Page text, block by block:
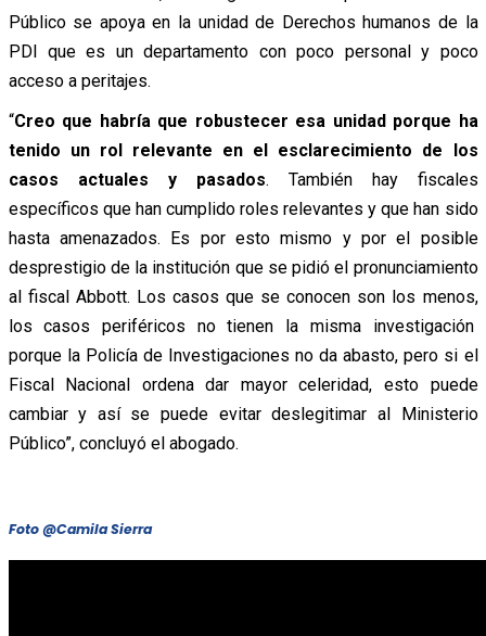
Público se apoya en la unidad de Derechos humanos de la
PDI que es un departamento con poco personal y poco
acceso a peritajes.
“Creo que habría que robustecer esa unidad porque ha
tenido un rol relevante en el esclarecimiento de los
casos actuales y pasados. También hay fiscales
específicos que han cumplido roles relevantes y que han sido
hasta amenazados. Es por esto mismo y por el posible
desprestigio de la institución que se pidió el pronunciamiento
al fiscal Abbott. Los casos que se conocen son los menos,
los casos periféricos no tienen la misma investigación
porque la Policía de Investigaciones no da abasto, pero si el
Fiscal Nacional ordena dar mayor celeridad, esto puede
cambiar y así se puede evitar deslegitimar al Ministerio
Público”, concluyó el abogado.
Foto @Camila Sierra